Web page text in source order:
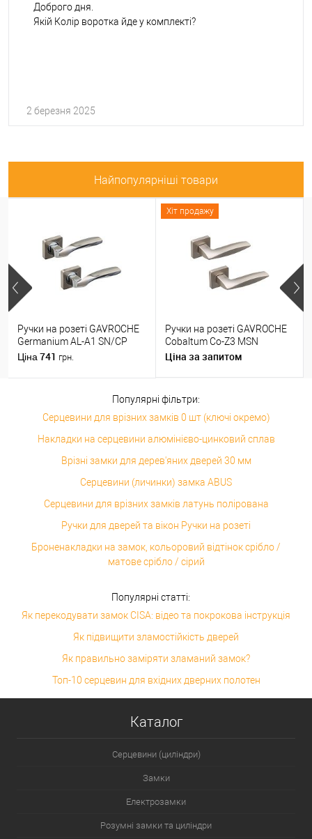
Доброго дня.
Якій Колір воротка йде у комплекті?
2 березня 2025
Найпопулярніші товари
Ручки на розеті GAVROCHE
Germanium AL-A1 SN/CP
нікель/хром
Ціна 741 грн.
Хіт продажу
Ручки на розеті GAVROCHE
Cobaltum Co-Z3 MSN
матовий нікель
Ціна за запитом
Популярні фільтри:
Серцевини для врізних замків 0 шт (ключі окремо)
Накладки на серцевини алюмінієво-цинковий сплав
Врізні замки для дерев'яних дверей 30 мм
Серцевини (личинки) замка ABUS
Серцевини для врізних замків латунь полірована
Ручки для дверей та вікон Ручки на розеті
Броненакладки на замок, кольоровий відтінок срібло /
матове срібло / сірий
Популярні статті:
Як перекодувати замок CISA: відео та покрокова інструкція
Як підвищити зламостійкість дверей
Як правильно заміряти зламаний замок?
Топ-10 серцевин для вхідних дверних полотен
Каталог
Серцевини (циліндри)
Замки
Електрозамки
Розумні замки та циліндри